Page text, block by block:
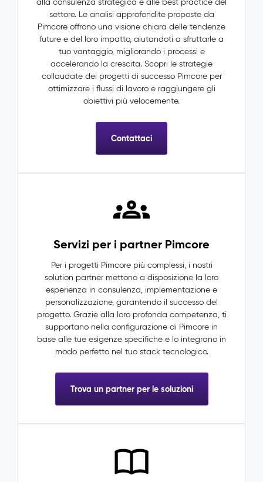
alla consulenza strategica e alle best practice del
settore. Le analisi approfondite proposte da
Pimcore offrono una visione chiara delle tendenze
future e del loro impatto, aiutandoti a sfruttarle a
tuo vantaggio, migliorando i processi e
accelerando la crescita. Scopri le strategie
collaudate dei progetti di successo Pimcore per
ottimizzare i flussi di lavoro e raggiungere gli
obiettivi più velocemente.
Contattaci
Servizi per i partner Pimcore
Per i progetti Pimcore più complessi, i nostri
solution partner mettono a disposizione la loro
esperienza in consulenza, implementazione e
personalizzazione, garantendo il successo del
progetto. Grazie alla loro profonda competenza, ti
supportano nella configurazione di Pimcore in
base alle tue esigenze specifiche e lo integrano in
modo perfetto nel tuo stack tecnologico.
Trova un partner per le soluzioni